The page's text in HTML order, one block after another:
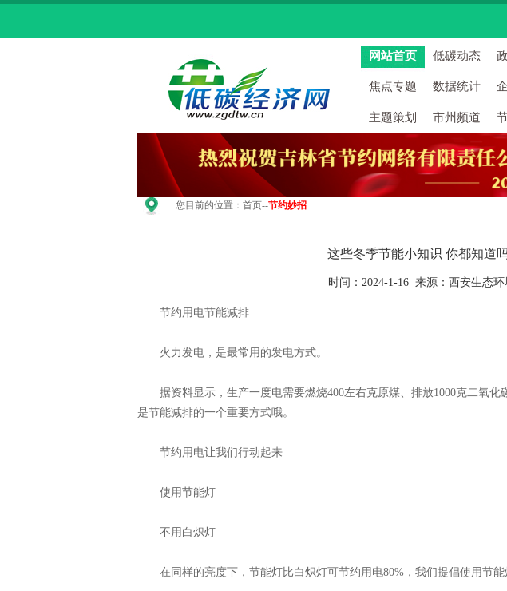
网站首页 低碳动态
焦点专题 数据统计
主题策划 市州频道
您目前的位置： 首页--节约妙招
这些冬季节能小知识 你都知道
时间：2024-1-16 来源：西安生态环
节约用电节能减排
火力发电，是最常用的发电方式。
据资料显示，生产一度电需要燃烧400左右克原煤、排放1000克二氧化
是节能减排的一个重要方式哦。
节约用电让我们行动起来
使用节能灯
不用白炽灯
在同样的亮度下，节能灯比白炽灯可节约用电80%，我们提倡使用节能